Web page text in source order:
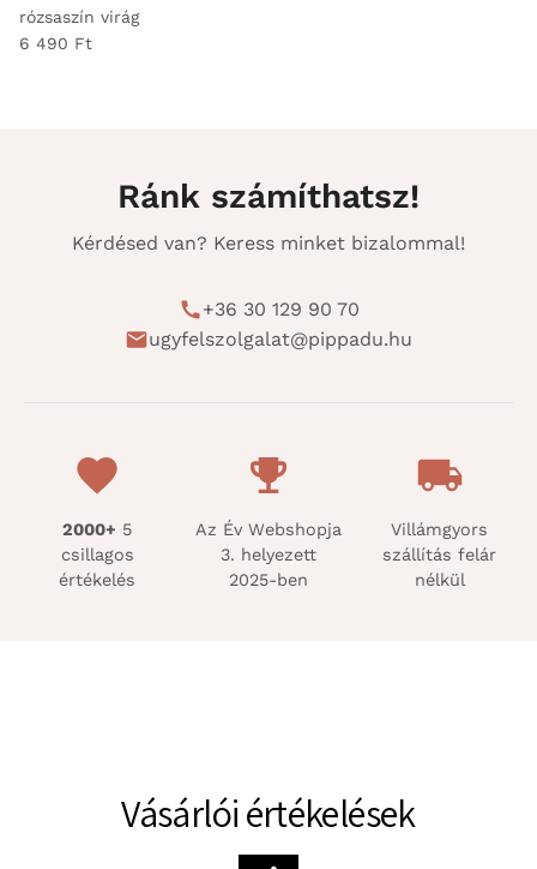
rózsaszín virág
6 490 Ft
Ránk számíthatsz!
Kérdésed van? Keress minket bizalommal!
+36 30 129 90 70
ugyfelszolgalat@pippadu.hu
2000+ 5
csillagos
értékelés
Az Év Webshopja
3. helyezett
2025-ben
Villámgyors
szállítás felár
nélkül
Vásárlói értékelések